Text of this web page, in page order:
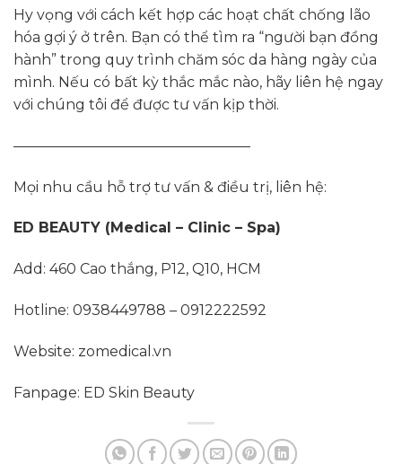
đến
2,475,000₫
Hy vọng với cách kết hợp các hoạt chất chống lão
hóa gợi ý ở trên. Bạn có thể tìm ra “người bạn đồng
hành” trong quy trình chăm sóc da hàng ngày của
mình. Nếu có bất kỳ thắc mắc nào, hãy liên hệ ngay
với chúng tôi để được tư vấn kịp thời.
————————————————–
Mọi nhu cầu hỗ trợ tư vấn & điều trị, liên hệ:
ED BEAUTY (Medical – Clinic – Spa)
Add: 460 Cao thắng, P12, Q10, HCM
Hotline: 0938449788 – 0912222592
Website: zomedical.vn
Fanpage: ED Skin Beauty